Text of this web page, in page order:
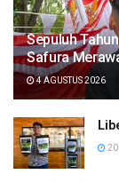
Sepuluh
Safura
4 AGUSTUS 2026